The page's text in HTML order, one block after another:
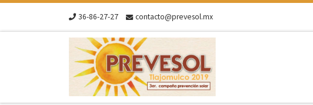
Skip to content 36-86-27-27 contacto@prevesol.mx